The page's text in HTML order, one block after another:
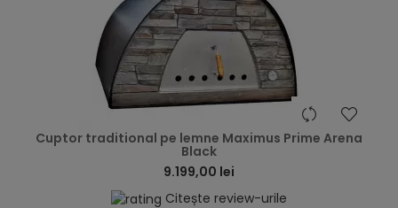
Cuptor traditional pe lemne Maximus Prime Arena
Black
9.199,00 lei
Citește review-urile